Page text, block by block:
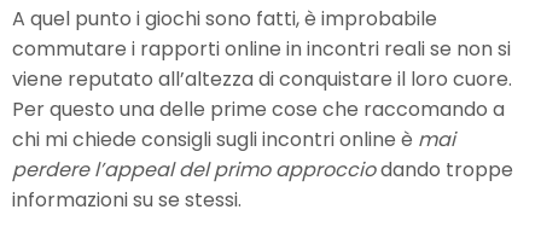
A quel punto i giochi sono fatti, è improbabile
commutare i rapporti online in incontri reali se non si
viene reputato all’altezza di conquistare il loro cuore.
Per questo una delle prime cose che raccomando a
chi mi chiede consigli sugli incontri online è mai
perdere l’appeal del primo approcciodando troppe
informazioni su se stessi.